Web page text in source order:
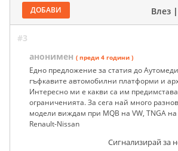
ДОБАВИ Влез |
#3
анонимен ( преди 4 години )
Едно предложение за статия до
гъфкавите автомобилни платформи и
Интересно ми е какви са им
ограниченията. За сега най много
модели виждам при MQB на VW, TNGA на
Renault-Nissan
Сигнализирай за